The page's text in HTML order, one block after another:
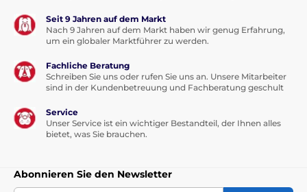
Seit 9 Jahren auf dem Markt
Nach 9 Jahren auf dem Markt haben wir genug Erfahrung,
um ein globaler Marktführer zu werden.
Fachliche Beratung
Schreiben Sie uns oder rufen Sie uns an. Unsere Mitarbeiter
sind in der Kundenbetreuung und Fachberatung geschult
Service
Unser Service ist ein wichtiger Bestandteil, der Ihnen alles
bietet, was Sie brauchen.
Abonnieren Sie den Newsletter